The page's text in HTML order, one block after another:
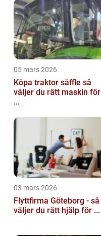
05 mars 2026
Köpa traktor säffle så
väljer du rätt maskin för
...
03 mars 2026
Flyttfirma Göteborg - så
väljer du rätt hjälp för ...